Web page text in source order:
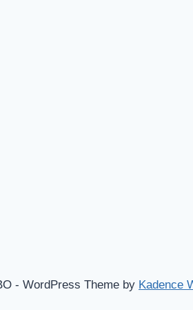
- WordPress Theme by Kadence